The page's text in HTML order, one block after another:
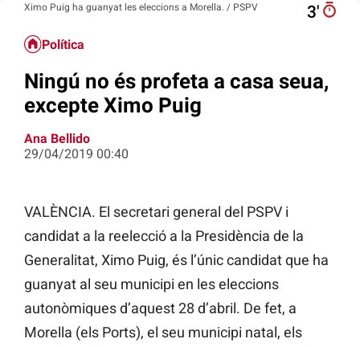
Ximo Puig ha guanyat les eleccions a Morella. / PSPV 3′
Política
Ningú no és profeta a casa seua,
excepte Ximo Puig
Ana Bellido
29/04/2019 00:40
VALÈNCIA. El secretari general del PSPV i
candidat a la reelecció a la Presidència de la
Generalitat, Ximo Puig, és l’únic candidat que ha
guanyat al seu municipi en les eleccions
autonòmiques d’aquest 28 d’abril. De fet, a
Morella (els Ports), el seu municipi natal, els